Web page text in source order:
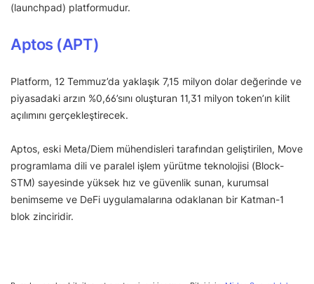
(launchpad) platformudur.
Aptos (APT)
Platform, 12 Temmuz’da yaklaşık 7,15 milyon dolar değerinde ve
piyasadaki arzın %0,66’sını oluşturan 11,31 milyon token’ın kilit
açılımını gerçekleştirecek.
Aptos, eski Meta/Diem mühendisleri tarafından geliştirilen, Move
programlama dili ve paralel işlem yürütme teknolojisi (Block-
STM) sayesinde yüksek hız ve güvenlik sunan, kurumsal
benimseme ve DeFi uygulamalarına odaklanan bir Katman-1
blok zinciridir.